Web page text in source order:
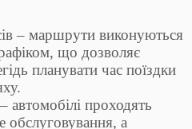
– маршрути виконуються
що дозволяє
планувати час поїздки
автомобілі проходять
обслуговування, а